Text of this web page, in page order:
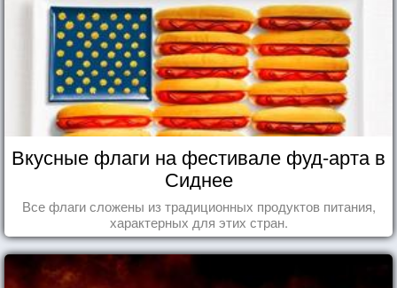
Вкусные флаги на фестивале фуд-арта в
Сиднее
Все флаги сложены из традиционных продуктов питания,
характерных для этих стран.